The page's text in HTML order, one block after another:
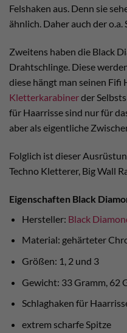
Felshaken aus. Denn sie
ähnlich. Daher auch der o.a.
Zweitens haben die Black
Drahtschlinge. Diese
diese hängt man seinen Fifi
Kletterkarabinerder
für Haarrisse sind nur für
aber als eigentliche
Folglich ist dieser
Techno Kletterer, Big Wall
Eigenschaften Black
Hersteller: Black
Material: gehärteter
Größen: 1, 2 und 3
Gewicht: 33 Gramm, 62
Schlaghaken für
extrem scharfe Spitze